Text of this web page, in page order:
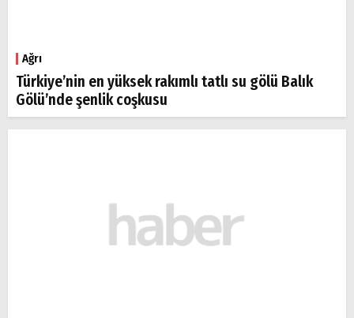
Ağrı
Türkiye’nin en yüksek rakımlı tatlı su gölü Balık
Gölü’nde şenlik coşkusu